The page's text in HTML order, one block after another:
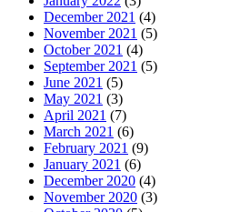
December 2021 (4)
November 2021 (5)
October 2021 (4)
September 2021 (5)
June 2021 (5)
May 2021 (3)
April 2021 (7)
March 2021 (6)
February 2021 (9)
January 2021 (6)
December 2020 (4)
November 2020 (3)